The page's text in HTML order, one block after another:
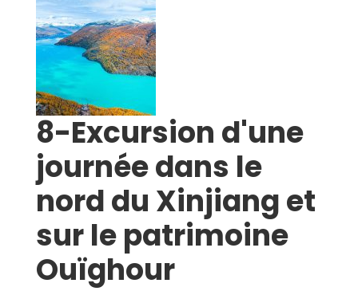
8-Excursion d'une
journée dans le
nord du Xinjiang et
sur le patrimoine
Ouïghour